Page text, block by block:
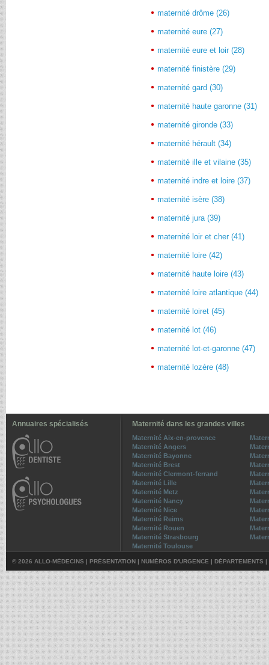
maternité drôme (26)
maternité eure (27)
maternité eure et loir (28)
maternité finistère (29)
maternité gard (30)
maternité haute garonne (31)
maternité gironde (33)
maternité hérault (34)
maternité ille et vilaine (35)
maternité indre et loire (37)
maternité isère (38)
maternité jura (39)
maternité loir et cher (41)
maternité loire (42)
maternité haute loire (43)
maternité loire atlantique (44)
maternité loiret (45)
maternité lot (46)
maternité lot-et-garonne (47)
maternité lozère (48)
Annuaires spécialisés Maternité dans les grandes villes
Maternité Aix-en-provence
Maternité Angers
Maternité Bayonne
Maternité Brest
Maternité Clermont-ferrand
Maternité Lille
Maternité Metz
Maternité Nancy
Maternité Nice
Maternité Reims
Maternité Rouen
Maternité Strasbourg
Maternité Toulouse
© 2026 ALLO-MÉDECINS | PRÉSENTATION | NUMÉROS D'URGENCE | DÉPARTEMENTS |